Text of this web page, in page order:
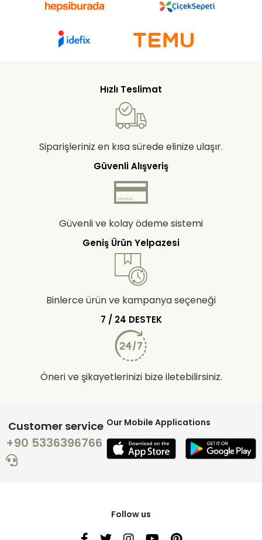
Hızlı Teslimat
Siparişleriniz en kısa sürede elinize ulaşır.
Güvenli Alışveriş
Güvenli ve kolay ödeme sistemi
Geniş Ürün Yelpazesi
Binlerce ürün ve kampanya seçeneği
7 / 24 DESTEK
Öneri ve şikayetlerinizi bize iletebilirsiniz.
Customer service
+90 5336396766
Our Mobile Applications
Follow us